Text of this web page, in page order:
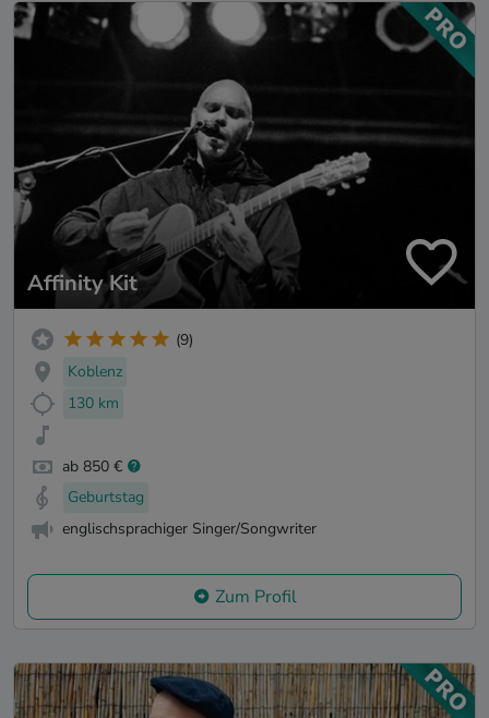
Affinity Kit
(9)
Koblenz
130 km
ab 850 €
Geburtstag
englischsprachiger Singer/Songwriter
Zum Profil